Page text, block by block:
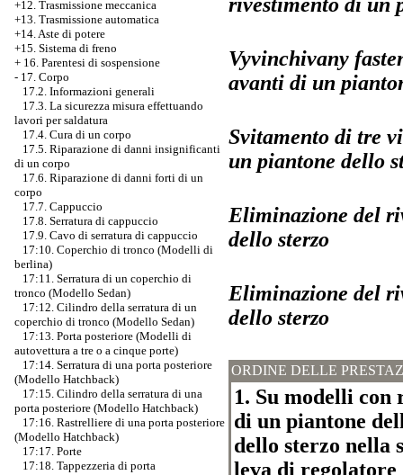
+12. Trasmissione meccanica
+13. Trasmissione automatica
+14. Aste di potere
+15. Sistema di freno
+ 16. Parentesi di sospensione
- 17. Corpo
17.2. Informazioni generali
17.3. La sicurezza misura effettuando
lavori per saldatura
17.4. Cura di un corpo
17.5. Riparazione di danni insignificanti
di un corpo
17.6. Riparazione di danni forti di un
corpo
17.7. Cappuccio
17.8. Serratura di cappuccio
17.9. Cavo di serratura di cappuccio
17:10. Coperchio di tronco (Modelli di
berlina)
17:11. Serratura di un coperchio di
tronco (Modello Sedan)
17:12. Cilindro della serratura di un
coperchio di tronco (Modello Sedan)
17:13. Porta posteriore (Modelli di
autovettura a tre o a cinque porte)
17:14. Serratura di una porta posteriore
(Modello Hatchback)
17:15. Cilindro della serratura di una
porta posteriore (Modello Hatchback)
17:16. Rastrelliere di una porta posteriore
(Modello Hatchback)
17:17. Porte
17:18. Tappezzeria di porta
rivestimento di un
Vyvinchivany
avanti di un
Svitamento di tre
un piantone dello
Eliminazione del
dello sterzo
Eliminazione del
dello sterzo
ORDINE DELLE
1. Su modelli con
di un piantone
dello sterzo nella
leva di